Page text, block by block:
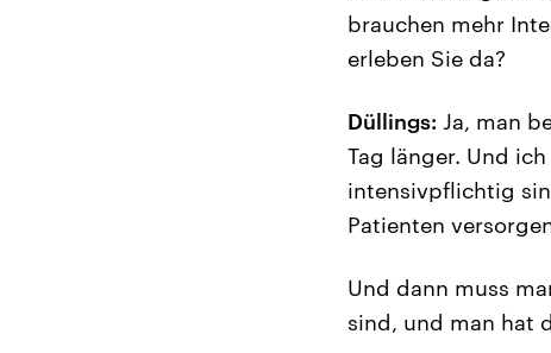
brauchen mehr
erleben Sie da?
Düllings: Ja, man
Tag länger. Und
intensivpflichtig
Patienten
Und dann muss
sind, und man hat